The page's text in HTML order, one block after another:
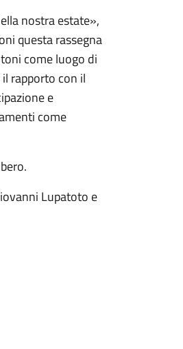
nostra estate»,
questa rassegna
come luogo di
rapporto con il
e
come
Lupatoto e